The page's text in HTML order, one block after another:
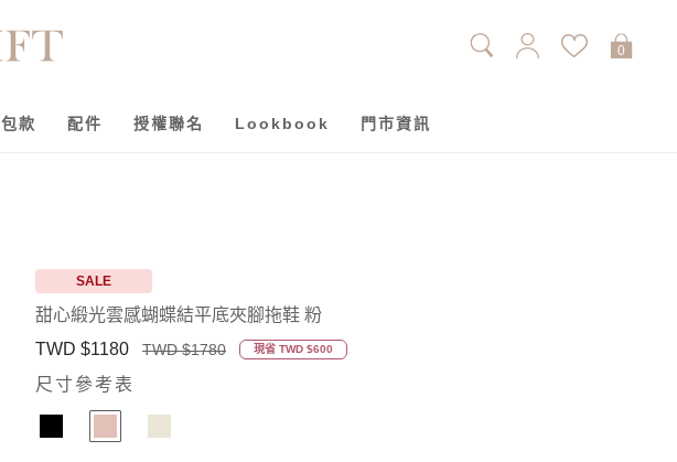
包款 配件 授權聯名 Lookbook 門市資訊
SALE
甜心緞光雲感蝴蝶結平底夾腳拖鞋 粉
TWD $1180
TWD $1780 現省 TWD $600
尺寸參考表
0